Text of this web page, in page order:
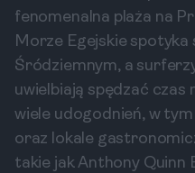
fenomenalna plaża na
Morze Egejskie spotyka
Śródziemnym, a
uwielbiają spędzać czas
wiele udogodnień, w
oraz lokale
takie jak Anthony Quinn